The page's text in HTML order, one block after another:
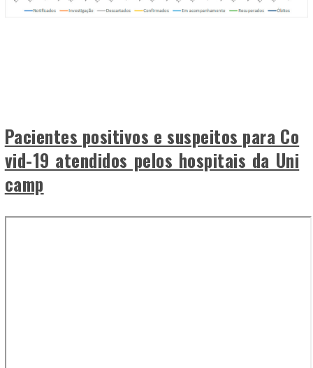
Pacientes positivos e suspeitos para Co
vid-19 atendidos pelos hospitais da Uni
camp